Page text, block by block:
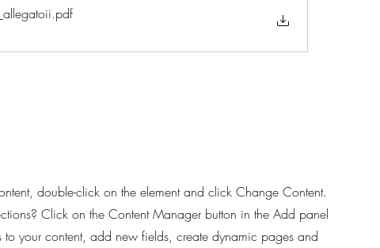
.pdf
double-click on the element and click Change Content.
Click on the Content Manager button in the Add panel
your content, add new fields, create dynamic pages and